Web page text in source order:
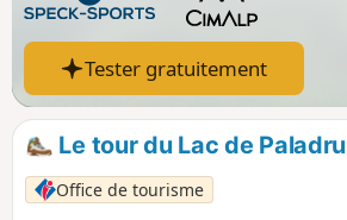
Tester gratuitement
Le tour du Lac de Paladru
Office de tourisme